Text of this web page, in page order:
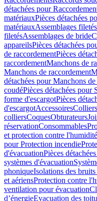
détachées pour
matériauxPièces détachées
matériauxAssemblages filetés
filetésAssemblages de bride
appareilsPièces détachées
de raccordementPièces
raccordementManchons de
Manchons de raccordement
détachées pour Manchons
coudéPièces détachées pour
forme d'escargotPièces
d'escargotAccessoiresColliers
colliersCoquesObturateurs
réservationConsommables
et protection contre l'humidité
pour Protection incendie
d'évacuationPièces
systèmes d'évacuation
phoniqueIsolations des
et aériensProtection contre
ventilation pour évacuation
d’énergieEvacuation des